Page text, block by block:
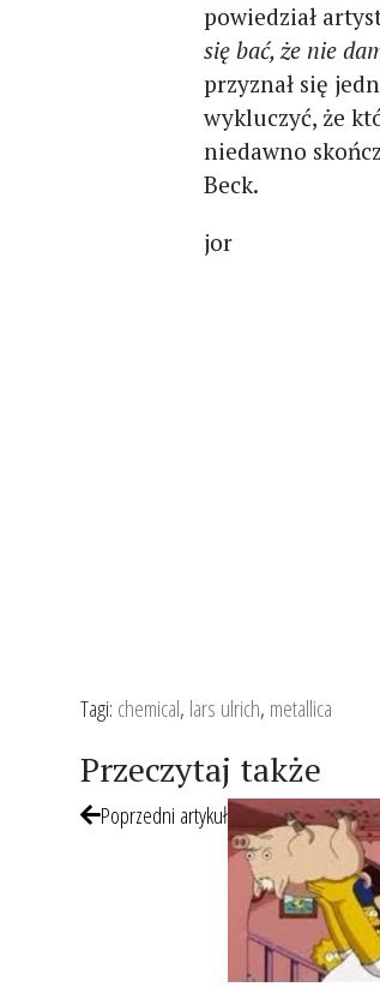
powiedział
się bać, że nie
przyznał się
wykluczyć, że
niedawno
Beck.
jor
Tagi: chemical, lars ulrich, metallica
Przeczytaj także
Poprzedni artykuł